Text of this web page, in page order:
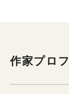
作家プロ